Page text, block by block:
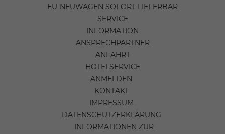
EU-NEUWAGEN SOFORT LIEFERBAR
SERVICE
INFORMATION
ANSPRECHPARTNER
ANFAHRT
HOTELSERVICE
ANMELDEN
KONTAKT
IMPRESSUM
DATENSCHUTZERKLÄRUNG
INFORMATIONEN ZUR